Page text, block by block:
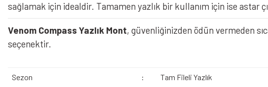
sağlamak için idealdir. Tamamen yazlık bir kullanım için ise astar
Venom Compass Yazlık Mont, güvenliğinizden ödün vermeden
seçenektir.
Sezon : Tam Fileli Yazlık